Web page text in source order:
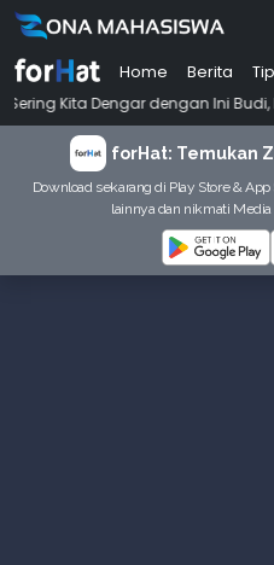
Home Berita
dengan Ini Budi, Ini Bapak
forHat: Temukan
Download sekarang di Play Store &
lainnya dan nikmati Media